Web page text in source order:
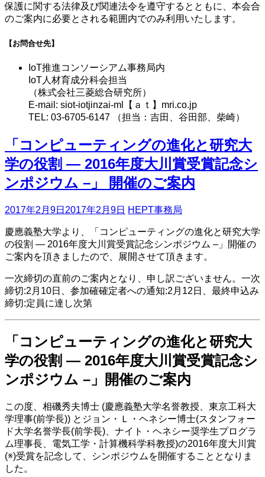
保護に関する法律及び関連法令を遵守するとともに、本会合
のご案内に必要とされる範囲内でのみ利用いたします。
【お問合せ先】
IoT推進コンソーシアム事務局内
IoT人材育成分科会担当
（株式会社三菱総合研究所）
E-mail: siot-iotjinzai-ml【ａｔ】mri.co.jp
TEL: 03-6705-6147 （担当：吉田、谷田部、柴崎）
「コンピューティングの進化と研究大
学の役割 — 2016年度大川賞受賞記念シ
ンポジウム –」 開催のご案内
2017年2月9日 2017年2月9日 HEPT事務局
慶應義塾大学より、「コンピューティングの進化と研究大学
の役割 — 2016年度大川賞受賞記念シンポジウム –」開催の
ご案内を頂きましたので、展開させて頂きます。
一次締切の直前のご案内となり、申し訳ございません。一次
締切:2月10日、参加確確定者への通知:2月12日、最終申込み
締切:定員に達し次第
「コンピューティングの進化と研究大
学の役割 — 2016年度大川賞受賞記念シ
ンポジウム –」開催のご案内
この度、相磯秀夫博士 (慶應義塾大学名誉教授、東京工科大
学理事(前学長)) とジョン・Ｌ・ヘネシー博士(スタンフォー
ド大学名誉学長(前学長)、ナイト・ヘネシー奨学生プログラ
ム理事長、電気工学・計算機科学科教授)の2016年度大川賞
(※)受賞を記念して、シンポジウムを開催することとなりま
した。